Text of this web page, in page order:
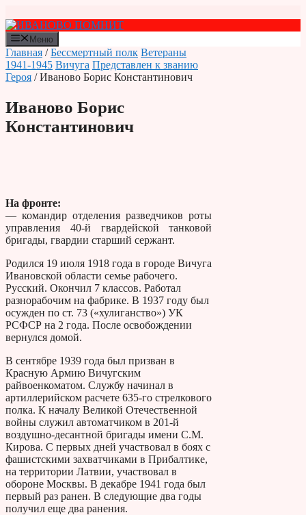
к
содержимому
Меню
Главная /Бессмертный полк Ветераны
1941-1945 Вичуга Представлен к званию
Героя / Иваново Борис Константинович
Иваново Борис
Константинович
На фронте:
— командир отделения разведчиков роты
управления 40-й гвардейской танковой
бригады, гвардии старший сержант.
Родился 19 июля 1918 года в городе Вичуга
Ивановской области семье рабочего.
Русский. Окончил 7 классов. Работал
разнорабочим на фабрике. В 1937 году был
осужден по ст. 73 («хулиганство») УК
РСФСР на 2 года. После освобождении
вернулся домой.
В сентябре 1939 года был призван в
Красную Армию Вичугским
райвоенкоматом. Службу начинал в
артиллерийском расчете 635-го стрелкового
полка. К началу Великой Отечественной
войны служил автоматчиком в 201-й
воздушно-десантной бригады имени С.М.
Кирова. С первых дней участвовал в боях с
фашистскими захватчиками в Прибалтике,
на территории Латвии, участвовал в
обороне Москвы. В декабре 1941 года был
первый раз ранен. В следующие два годы
получил еще два ранения.